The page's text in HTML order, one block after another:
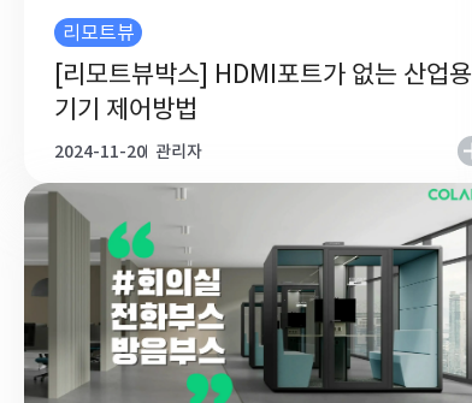
리모트뷰
[리모트뷰박스] HDMI포트가 없는 산업용
기기 제어방법
2024-11-20 관리자